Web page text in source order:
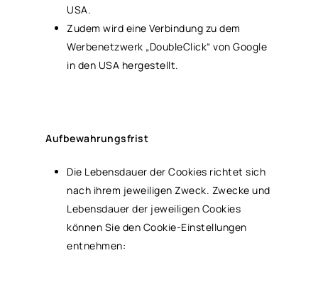
USA.
Zudem wird eine Verbindung zu dem
Werbenetzwerk „DoubleClick“ von Google
in den USA hergestellt.
Aufbewahrungsfrist
Die Lebensdauer der Cookies richtet sich
nach ihrem jeweiligen Zweck. Zwecke und
Lebensdauer der jeweiligen Cookies
können Sie den Cookie-Einstellungen
entnehmen: